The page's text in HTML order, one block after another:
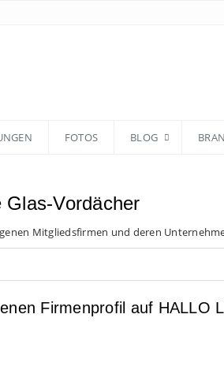
FOTOS BLOG
Vordächer
Mitgliedsfirmen und deren
Firmenprofil auf HALLO